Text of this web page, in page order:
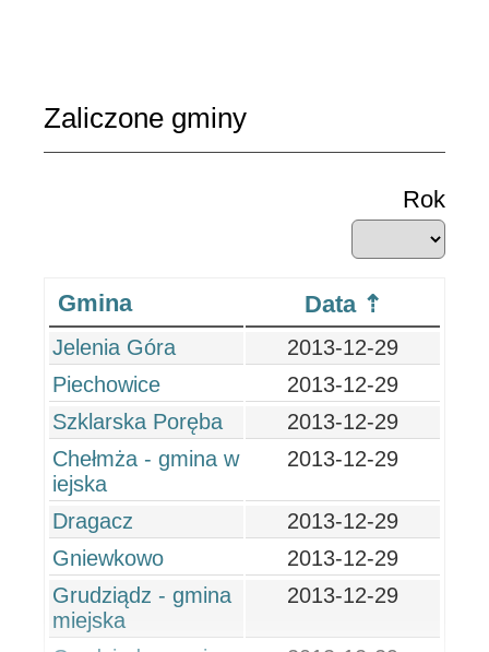
Zaliczone gminy
Rok
Gmina Data
Jelenia Góra
2013-12-29
Piechowice
2013-12-29
Szklarska Poręba
2013-12-29
Chełmża - gmina w
iejska
2013-12-29
Dragacz
2013-12-29
Gniewkowo
2013-12-29
Grudziądz - gmina
miejska
2013-12-29